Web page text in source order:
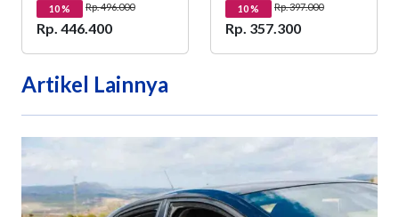
10% Rp. 496.000
Rp. 446.400
10% Rp. 397.000
Rp. 357.300
Artikel Lainnya